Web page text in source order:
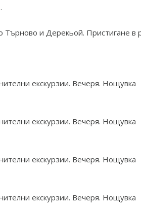
и Дерекьой. Пристигане
екскурзии. Вечеря. Нощувка
екскурзии. Вечеря. Нощувка
екскурзии. Вечеря. Нощувка
екскурзии. Вечеря. Нощувка